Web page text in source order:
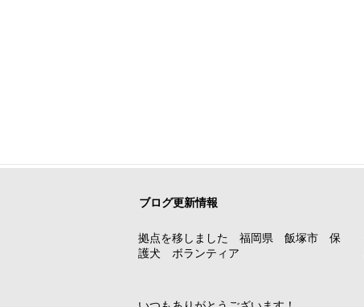
ブログ更新情報
拠点を移しました 福岡県 飯塚市 保
護犬 ボランティア